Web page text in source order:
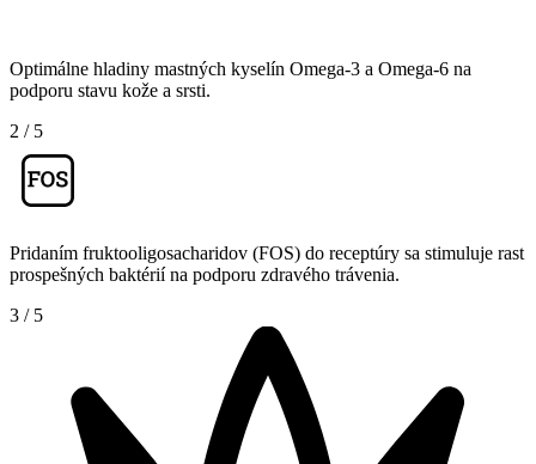
Optimálne hladiny mastných kyselín Omega-3 a Omega-6 na
podporu stavu kože a srsti.
2 / 5
Pridaním fruktooligosacharidov (FOS) do receptúry sa stimuluje rast
prospešných baktérií na podporu zdravého trávenia.
3 / 5